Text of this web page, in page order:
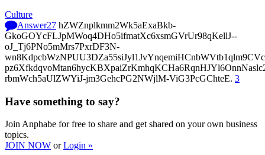
Culture
Answer27 hZWZnplkmm2Wk5aExaBkb-
GkoGOYcFLJpMWoq4DHo5ifmatXc6xsmGVrUr98qKellJ--
oJ_Tj6PNo5mMrs7PxrDF3N-
rbmWch5aUlZWYiJ-jm3GehcPG2NWjlM-ViG3PcGChteE. 3
Have something to say?
Join Anphabe for free to share and get shared on your own business
topics.
JOIN NOW orLogin »